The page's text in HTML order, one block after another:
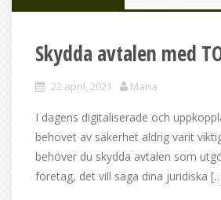
Skydda avtalen med
22 april, 2021 Maria
I dagens digitaliserade och
behovet av säkerhet aldrig varit
behöver du skydda avtalen som
företag, det vill säga dina juridiska